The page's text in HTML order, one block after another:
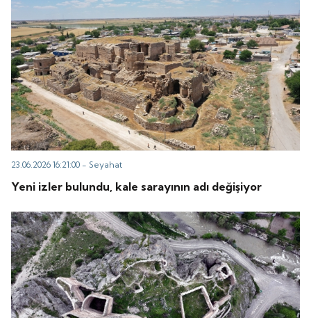
23.06.2026 16:21:00 -Seyahat
Yeni izler bulundu, kale sarayının adı değişiyor